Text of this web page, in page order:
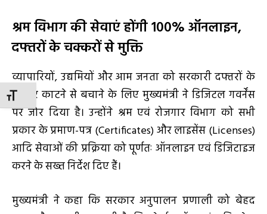
TOGGLE FONT SIZE
श्रम विभाग की सेवाएं होंगी 100% ऑनलाइन,
दफ्तरों के चक्करों से मुक्ति
व्यापारियों, उद्यमियों और आम जनता को सरकारी दफ्तरों के
चक्कर काटने से बचाने के लिए मुख्यमंत्री ने डिजिटल गवर्नेंस
पर जोर दिया है। उन्होंने श्रम एवं रोजगार विभाग को सभी
प्रकार के प्रमाण-पत्र (Certificates) और लाइसेंस (Licenses)
आदि सेवाओं की प्रक्रिया को पूर्णतः ऑनलाइन एवं डिजिटाइज
करने के सख्त निर्देश दिए हैं।
मुख्यमंत्री ने कहा कि सरकार अनुपालन प्रणाली को बेहद